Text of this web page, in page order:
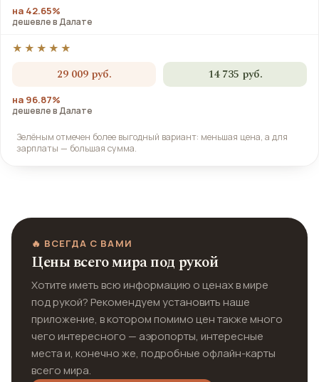
на 42.65%
дешевле в Далате
★★★★★
29 009 руб. 14 735 руб.
на 96.87%
дешевле в Далате
Зелёным отмечен более выгодный вариант: меньшая цена, а для
зарплаты — большая сумма.
🔥 ВСЕГДА С ВАМИ
Цены всего мира под рукой
Хотите иметь всю информацию о ценах в мире
под рукой? Рекомендуем установить наше
приложение, в котором помимо цен также много
чего интересного — аэропорты, интересные
места и, конечно же, подробные офлайн-карты
всего мира.